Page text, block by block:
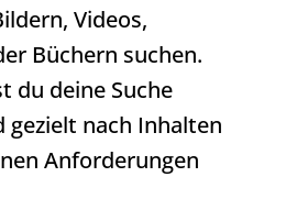
Videos,
Büchern suchen.
du deine Suche
gezielt nach Inhalten
Anforderungen